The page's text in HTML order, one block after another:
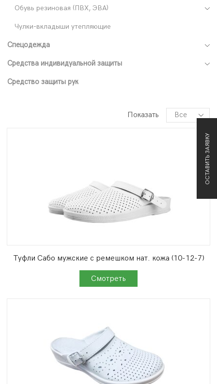
Показать
Туфли Сабо мужские с ремешком нат. кожа (10-12-7)
Обувь резиновая (ПВХ, ЭВА)
Чулки-вкладыши утепляющие
Спецодежда
Средства индивидуальной защиты
Средство защиты рук
ОСТАВИТЬ ЗАЯВКУ